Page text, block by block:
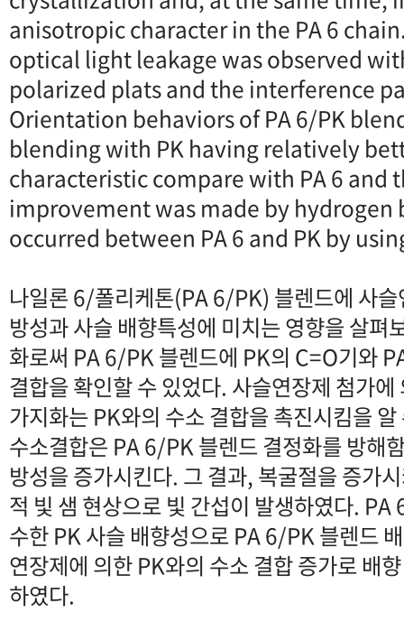
anisotropic character in the PA 6
optical light leakage was observed
polarized plats and the interference
Orientation behaviors of PA 6/PK
blending with PK having relatively
characteristic compare with PA 6 and
improvement was made by
occurred between PA 6 and PK by
나일론 6/폴리케톤(PA 6/PK) 블렌드에 사슬
방성과 사슬 배향특성에 미치는 영향을 살펴
화로써 PA 6/PK 블렌드에 PK의 C=O기와
결합을 확인할 수 있었다. 사슬연장제 첨가
가지화는 PK와의 수소 결합을 촉진시킴을
수소결합은 PA 6/PK 블렌드 결정화를 방해
방성을 증가시킨다. 그 결과, 복굴절을 증가
적 빛 샘 현상으로 빛 간섭이 발생하였다. PA
수한 PK 사슬 배향성으로 PA 6/PK 블렌드
연장제에 의한 PK와의 수소 결합 증가로 배
하였다.